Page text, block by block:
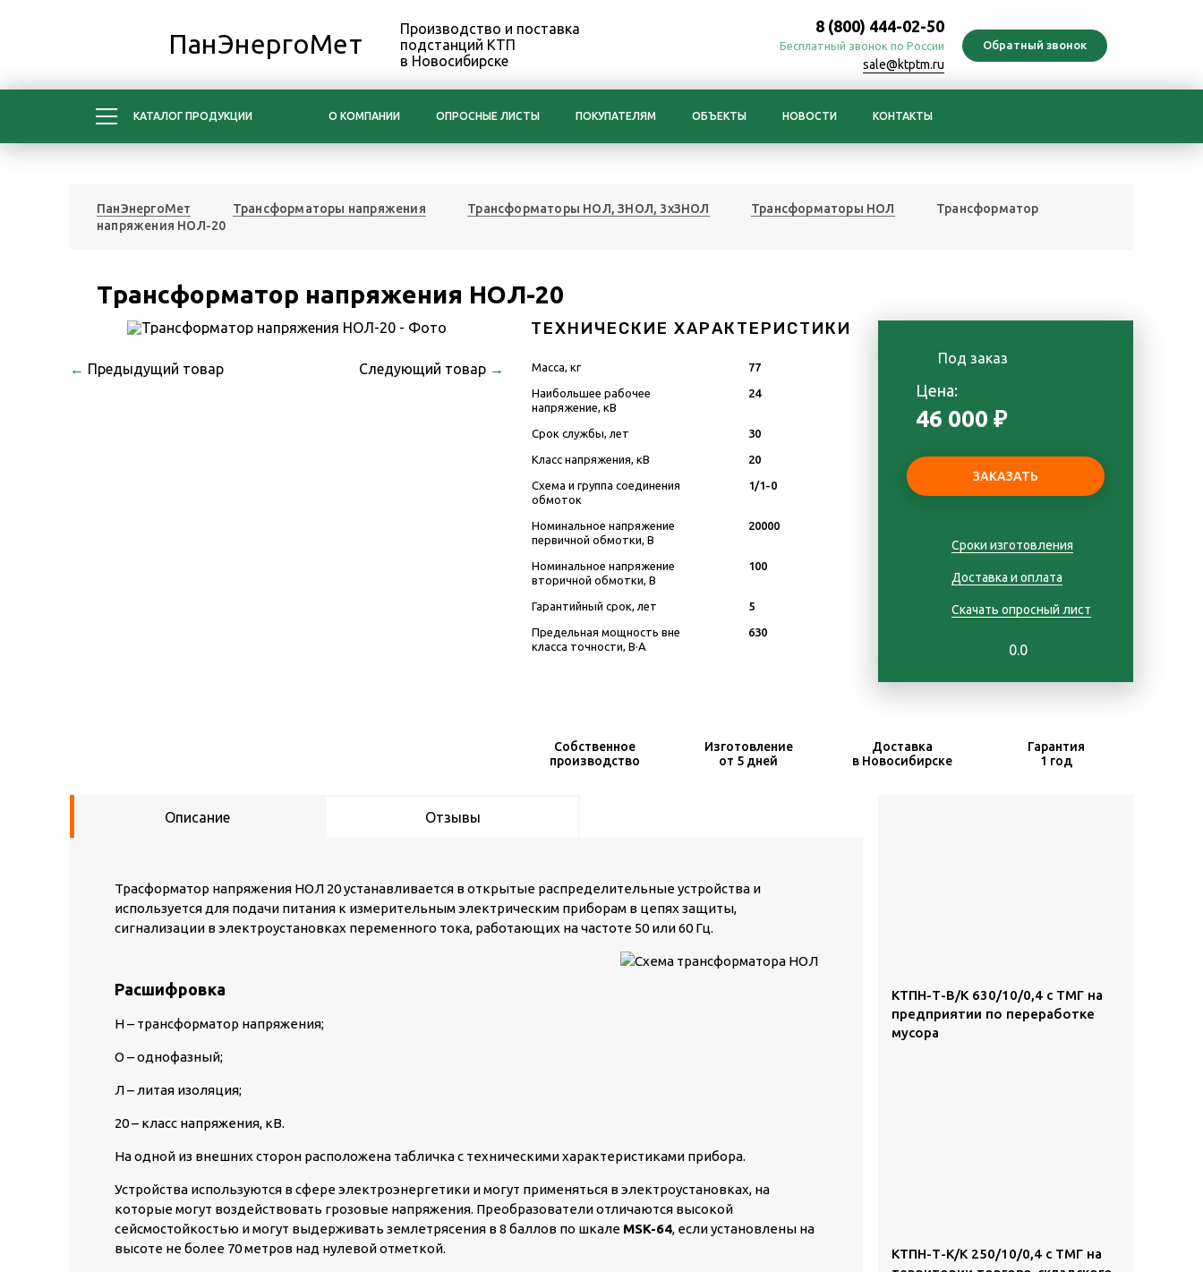
ПанЭнергоМет
Производство и поставка
подстанций КТП
в Новосибирске
8 (800) 444-02-50
Бесплатный звонок по России
sale@ktptm.ru
КАТАЛОГ ПРОДУКЦИИ О КОМПАНИИ ОПРОСНЫЕ ЛИСТЫ ПОКУПАТЕЛЯМ ОБЪЕКТЫ НОВОСТИ КОНТАКТЫ
ПанЭнергоМет Трансформаторы напряжения Трансформаторы НОЛ, ЗНОЛ, 3хЗНОЛ Трансформаторы НОЛ
Трансформатор
напряжения НОЛ-20
Трансформатор напряжения НОЛ-20
← Предыдущий товар Следующий товар →
ТЕХНИЧЕСКИЕ ХАРАКТЕРИСТИКИ
Масса, кг 77
Наибольшее рабочее
напряжение, кВ
24
Срок службы, лет 30
Класс напряжения, кВ 20
Схема и группа соединения
обмоток
1/1-0
Номинальное напряжение
первичной обмотки, В
20000
Номинальное напряжение
вторичной обмотки, В
100
Гарантийный срок, лет 5
Предельная мощность вне
класса точности, В·А
630
Под заказ
Цена:
46 000 ₽
Сроки изготовления
Доставка и оплата
Скачать опросный лист
0.0
Собственное
производство
Изготовление
от 5 дней
Доставка
в Новосибирске
Гарантия
1 год
Описание Отзывы
Трасформатор напряжения НОЛ 20 устанавливается в открытые распределительные устройства и
используется для подачи питания к измерительным электрическим приборам в цепях защиты,
сигнализации в электроустановках переменного тока, работающих на частоте 50 или 60 Гц.
Расшифровка
Н – трансформатор напряжения;
О – однофазный;
Л – литая изоляция;
20 – класс напряжения, кВ.
На одной из внешних сторон расположена табличка с техническими характеристиками прибора.
Устройства используются в сфере электроэнергетики и могут применяться в электроустановках, на
которые могут воздействовать грозовые напряжения. Преобразователи отличаются высокой
сейсмостойкостью и могут выдерживать землетрясения в 8 баллов по шкале MSK-64, если установлены на
высоте не более 70 метров над нулевой отметкой.
КТПН-Т-В/К 630/10/0,4 с ТМГ на
предприятии по переработке
мусора
КТПН-Т-К/К 250/10/0,4 с ТМГ на